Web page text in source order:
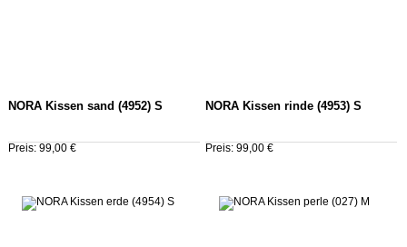
NORA Kissen sand (4952) S
Preis: 99,00 €
NORA Kissen rinde (4953) S
Preis: 99,00 €